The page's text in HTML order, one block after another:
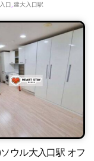
口,建大入口駅
ソウル大入口駅 オフ